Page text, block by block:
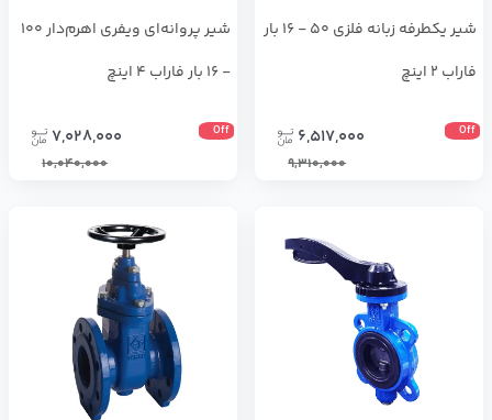
شیر یکطرفه زبانه فلزی 50 - 16 بار
فاراب 2 اینچ
Off
6,517,000
9,310,000
شیر پروانه‌ای ویفری اهرم‌دار 100
- 16 بار فاراب 4 اینچ
Off
7,028,000
10,040,000